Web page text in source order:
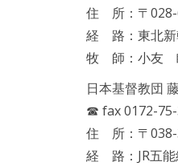
住 所：〒028-
経 路：東北新
牧 師：小友
日本基督教団
☎ fax 0172-
住 所：〒038-
経 路：JR五能